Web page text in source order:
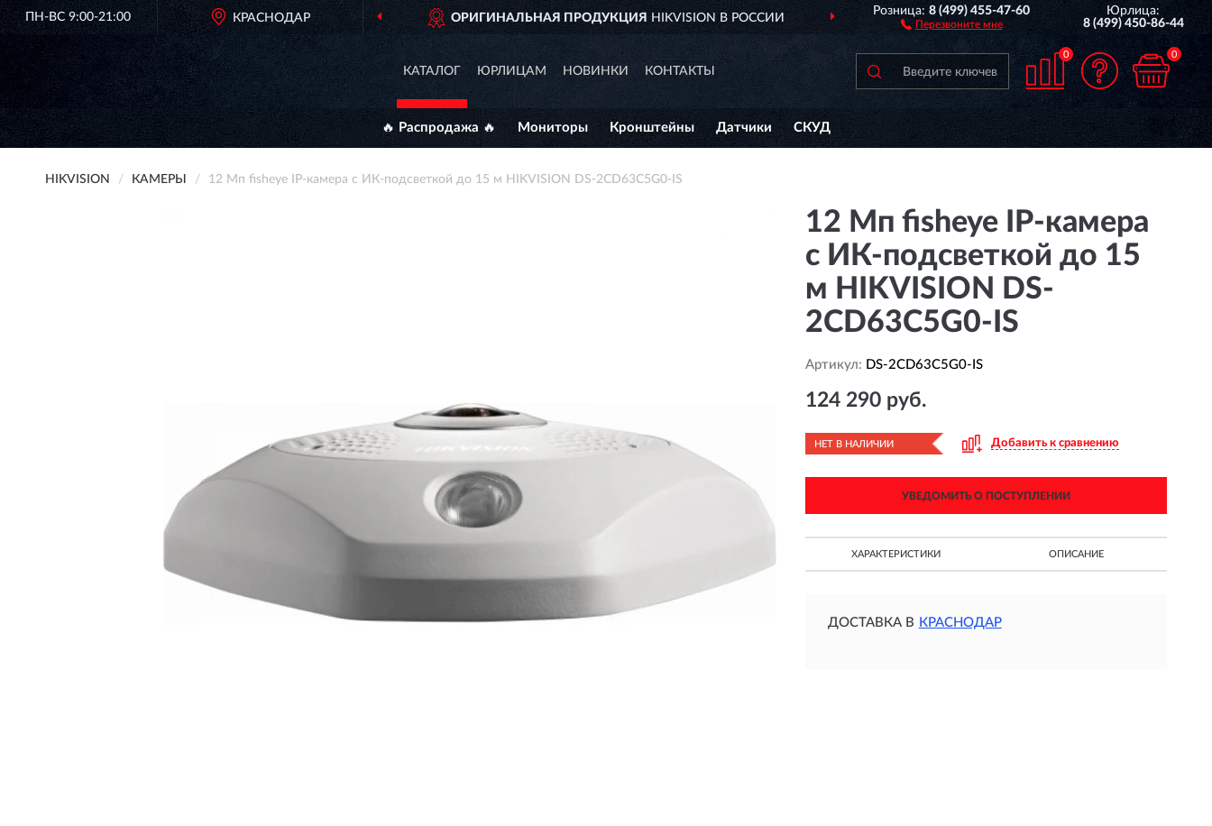
ПН-ВС 9:00-21:00 КРАСНОДАР ОРИГИНАЛЬНАЯ ПРОДУКЦИЯHIKVISION В РОССИИ ДОСТАВИМ ПО ВСЕЙ РОССИИ
Розница:8 (499) 455-47-60
Перезвоните мне
Юрлица:
8 (499) 450-86-44
КАТАЛОГ ЮРЛИЦАМ НОВИНКИ КОНТАКТЫ
0 0
🔥 Распродажа 🔥 Мониторы Кронштейны Датчики СКУД
HIKVISION КАМЕРЫ 12 Мп fisheye IP-камера с ИК-подсветкой до 15 м HIKVISION DS-2CD63C5G0-IS
12 Мп fisheye IP-камера
с ИК-подсветкой до 15
м HIKVISION DS-
2CD63C5G0-IS
Артикул: DS-2CD63C5G0-IS
124 290 руб.
НЕТ В НАЛИЧИИ Добавить к сравнению
УВЕДОМИТЬ О ПОСТУПЛЕНИИ
ХАРАКТЕРИСТИКИ ОПИСАНИЕ
ДОСТАВКА В КРАСНОДАР